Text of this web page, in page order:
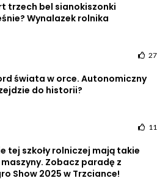
trzech bel sianokiszonki
Wynalazek rolnika
27
świata w orce. Autonomiczny
do historii?
11
tej szkoły rolniczej mają takie
Zobacz paradę z
Show 2025 w Trzciance!